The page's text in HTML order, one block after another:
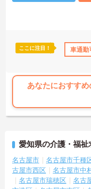
手当・補助 無資格OK
ここに注目！ 車通勤
あなたにおすす
愛知県の介護・福
名古屋市 名古屋市千種
古屋市西区
名古屋市中
名古屋市瑞穂区
名古